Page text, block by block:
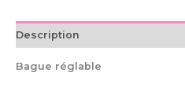
Description
Bague réglable